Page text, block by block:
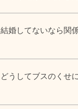
結婚してないなら関
どうしてブスのくせ